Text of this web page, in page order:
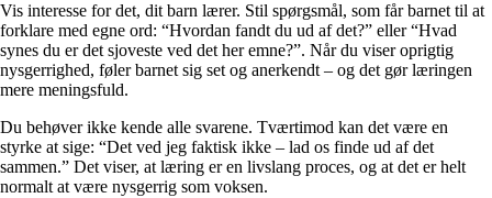
Vis interesse for det, dit barn lærer. Stil spørgsmål, som får barnet til at
forklare med egne ord: “Hvordan fandt du ud af det?” eller “Hvad
synes du er det sjoveste ved det her emne?”. Når du viser oprigtig
nysgerrighed, føler barnet sig set og anerkendt – og det gør læringen
mere meningsfuld.
Du behøver ikke kende alle svarene. Tværtimod kan det være en
styrke at sige: “Det ved jeg faktisk ikke – lad os finde ud af det
sammen.” Det viser, at læring er en livslang proces, og at det er helt
normalt at være nysgerrig som voksen.